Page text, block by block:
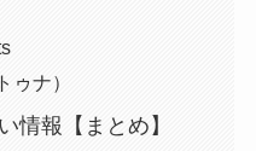
ゥナ）
情報【まとめ】